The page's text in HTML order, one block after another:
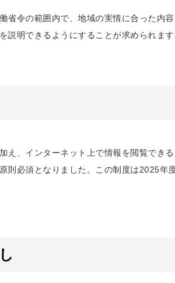
令の範囲内で、地域の実情に合った内
明できるようにすることが求められます
、インターネット上で情報を閲覧でき
則必須となりました。この制度は2025年